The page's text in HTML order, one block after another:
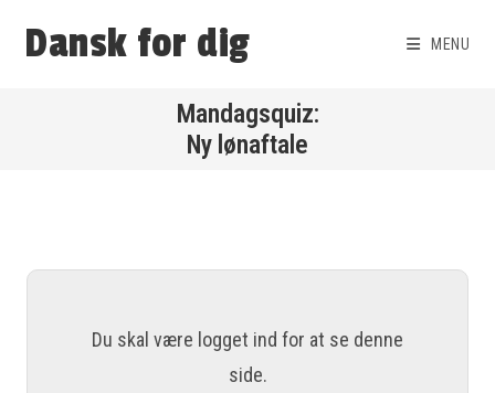
Dansk for dig MENU
Ny lønaftale
Du skal være logget ind for at se denne
side.